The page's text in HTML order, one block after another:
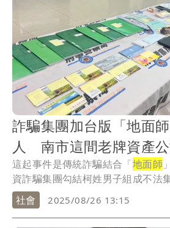
詐騙集團加台版「地面
人 南市這間老牌資產
這起事件是傳統詐騙結合「地面師
資詐騙集團勾結柯姓男子組成不法
後，由...
社會 2025/08/26 13:15